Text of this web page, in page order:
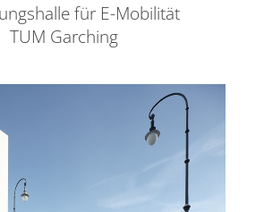
für E-Mobilität
TUM Garching